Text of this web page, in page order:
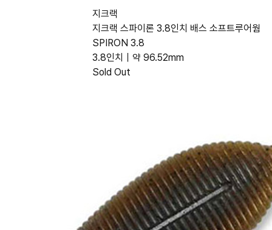
지크랙
지크랙 스파이론 3.8인치 배스 소프트루어웜
SPIRON 3.8
3.8인치｜약 96.52mm
Sold Out